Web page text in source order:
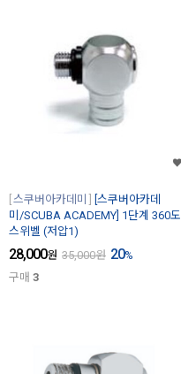
스쿠버아카데미
[스쿠버아카데
미/SCUBA ACADEMY] 1단계 360도
스위벨 (저압1)
28,000원 35,000원 20%
구매 3